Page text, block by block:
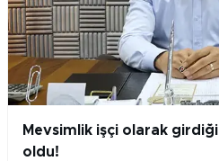
Mevsimlik işçi olarak
oldu!